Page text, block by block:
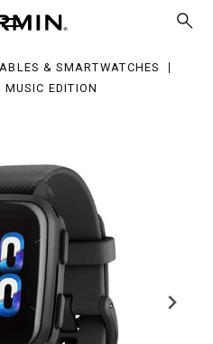
& SMARTWATCHES
EDITION